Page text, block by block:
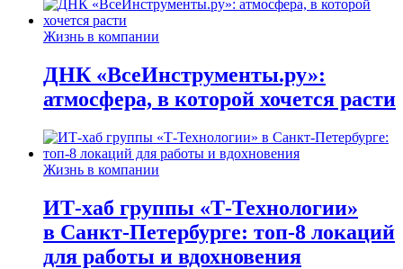
Жизнь в компании
ДНК «ВсеИнструменты.ру»:
атмосфера, в которой хочется расти
Жизнь в компании
ИТ-хаб группы «Т-Технологии»
в Санкт-Петербурге: топ-8 локаций
для работы и вдохновения